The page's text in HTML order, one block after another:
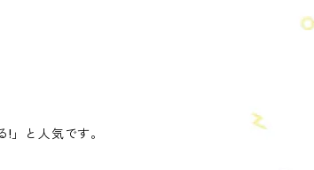
」と人気です。